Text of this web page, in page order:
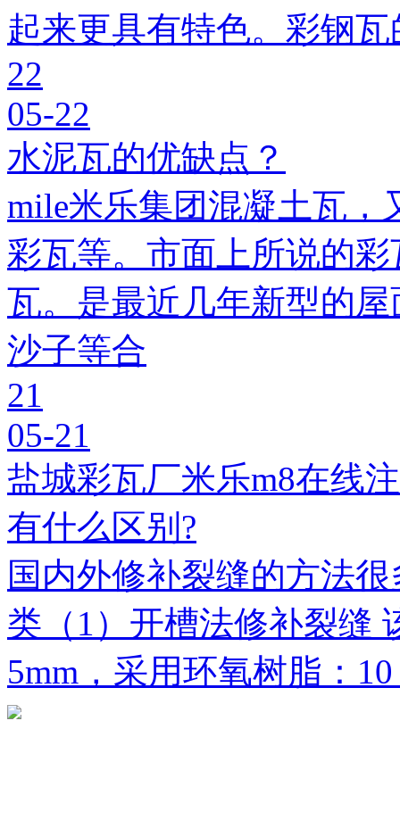
起来更具有特色。彩钢
22
05-22
水泥瓦的优缺点？
mile米乐集团混凝土瓦，
彩瓦等。市面上所说的
瓦。是最近几年新型的
沙子等合
21
05-21
盐城彩瓦厂米乐m8在线
有什么区别?
国内外修补裂缝的方法
类（1）开槽法修补裂缝
5mm，采用环氧树脂：